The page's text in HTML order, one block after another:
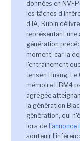
données en
les tâches
d'IA, Rubin
représentant
génération
moment, car la
l'entraînement
Jensen Huang.
mémoire HBM4
agrégée
la génération
génération, qui
lors del'annonce
soutenir